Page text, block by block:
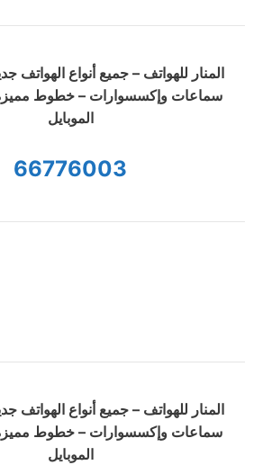
المنار للهواتف – جميع أنواع الهواتف
سماعات وإكسسوارات – خطوط
الموبايل
66776003
المنار للهواتف – جميع أنواع الهواتف
سماعات وإكسسوارات – خطوط
الموبايل